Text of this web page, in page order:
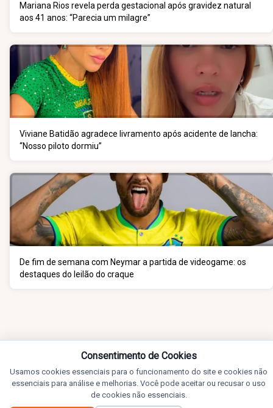
Mariana Rios revela perda gestacional após gravidez natural
aos 41 anos: “Parecia um milagre”
Viviane Batidão agradece livramento após acidente de lancha:
“Nosso piloto dormiu”
De fim de semana com Neymar a partida de videogame: os
destaques do leilão do craque
Consentimento de Cookies
Usamos cookies essenciais para o funcionamento do site e cookies não
essenciais para análise e melhorias. Você pode aceitar ou recusar o uso
de cookies não essenciais.